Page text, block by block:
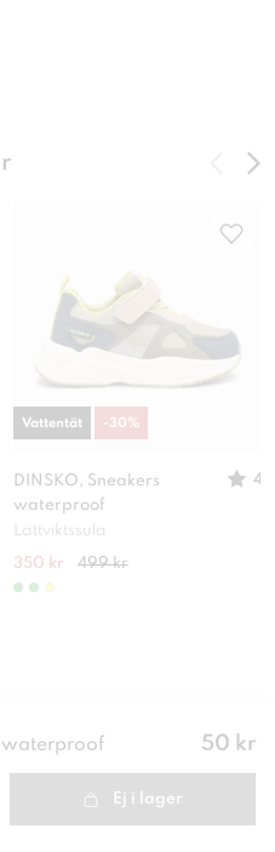
DINSKO, Sneakers
waterproof
4
Lättviktssula
350 kr 499 kr
Vattentät -30%
waterproof Pris:
50 kr
Ej i lager